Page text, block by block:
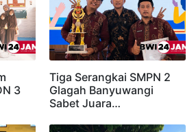
3
Tiga Serangkai SMPN 2
Glagah Banyuwangi
Sabet Juara…